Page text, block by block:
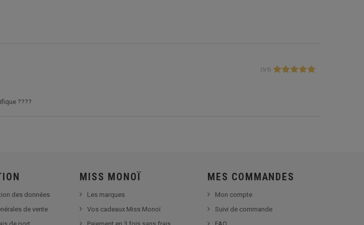
( 5/ 5)
????
des données
de vente
MISS MONOÏ
Les marques
Vos cadeaux Miss Monoï
MES COMMANDES
Mon compte
Suivi de commande